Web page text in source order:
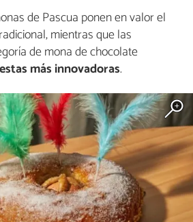
de Pascua ponen en valor el
mientras que las
de mona de chocolate
más innovadoras.